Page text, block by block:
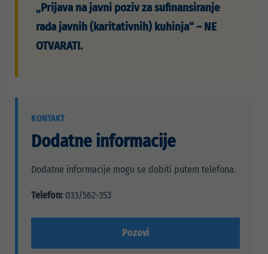
„Prijava na javni poziv za sufinansiranje
rada javnih (karitativnih) kuhinja“ – NE
OTVARATI.
KONTAKT
Dodatne informacije
Dodatne informacije mogu se dobiti putem telefona.
Telefon: 033/562-353
Pozovi